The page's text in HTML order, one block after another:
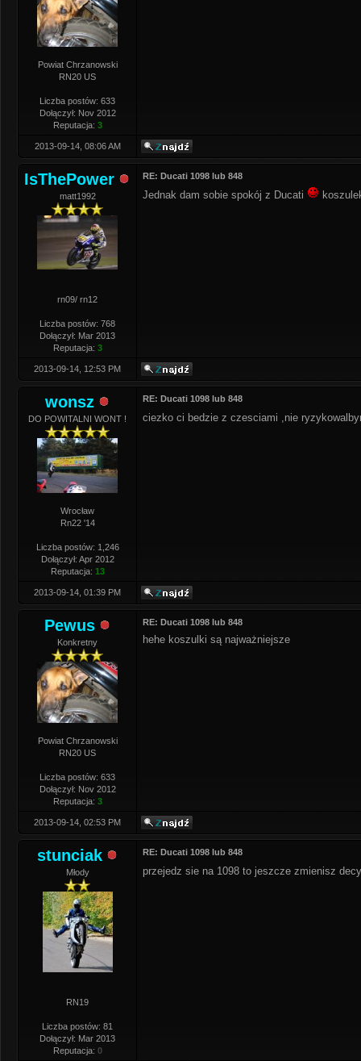
Powiat Chrzanowski
RN20 US
Liczba postów: 633
Dołączył: Nov 2012
Reputacja: 3
2013-09-14, 08:06 AM
IsThePower
matt1992
rn09/ rn12
Liczba postów: 768
Dołączył: Mar 2013
Reputacja: 3
RE: Ducati 1098 lub 848
Jednak dam sobie spokój z Ducati
2013-09-14, 12:53 PM
wonsz
DO POWITALNI WONT !
Wrocław
Rn22 '14
Liczba postów: 1,246
Dołączył: Apr 2012
Reputacja: 13
RE: Ducati 1098 lub 848
ciezko ci bedzie z czesciami ,nie
2013-09-14, 01:39 PM
Pewus
Konkretny
Powiat Chrzanowski
RN20 US
Liczba postów: 633
Dołączył: Nov 2012
Reputacja: 3
RE: Ducati 1098 lub 848
hehe koszulki są najważniejsze
2013-09-14, 02:53 PM
stunciak
Młody
RN19
Liczba postów: 81
Dołączył: Mar 2013
Reputacja: 0
RE: Ducati 1098 lub 848
przejedz sie na 1098 to jeszcze zmienisz